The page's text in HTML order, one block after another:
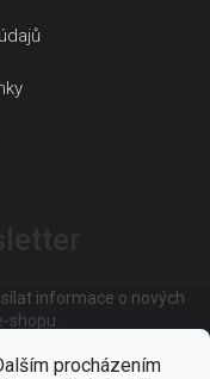
procházením
informace o nových
shopu.